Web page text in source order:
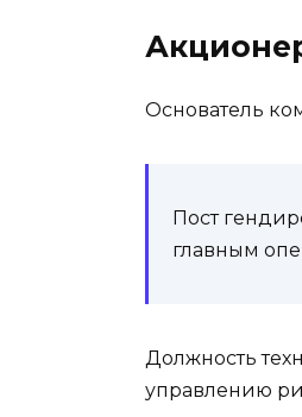
Основатель
Пост
главным
Должность
управлению